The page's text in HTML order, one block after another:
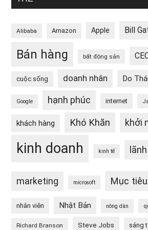
Alibaba Amazon Apple Bill
Bán hàng bất động sản
cuộc sống doanh nhân Do Thái
Google hạnh phúc internet
khách hàng Khó Khăn khởi
kinh doanh kinh tế
marketing microsoft Mục tiêu
nhân viên Nhật Bản nông dân
Richard Branson Steve Jobs sáng